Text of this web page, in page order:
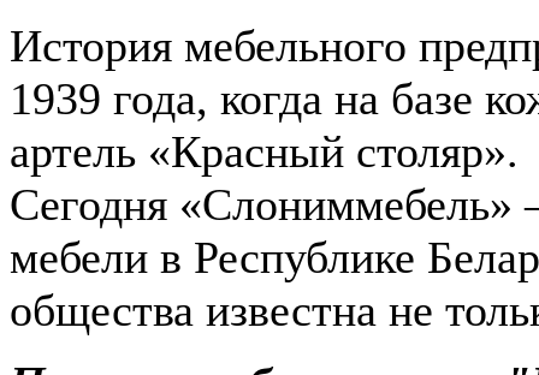
История мебельного
1939 года, когда на базе
артель «Красный столяр».
Сегодня «Слониммебель»
мебели в Республике
общества известна не